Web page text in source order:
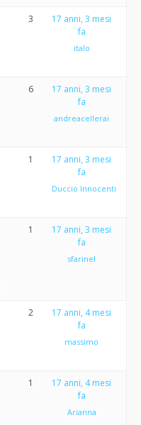
3
17 anni, 3 mesi
fa
italo
6
17 anni, 3 mesi
fa
andreacellerai
1
17 anni, 3 mesi
fa
Duccio Innocenti
1
17 anni, 3 mesi
fa
sfarinel
2
17 anni, 4 mesi
fa
massimo
1
17 anni, 4 mesi
fa
Arianna